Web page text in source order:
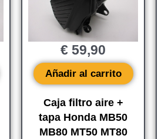
Caja filtro aire +
tapa Honda MB50
MB80 MT50 MT80
€ 59,90
Añadir al carrito